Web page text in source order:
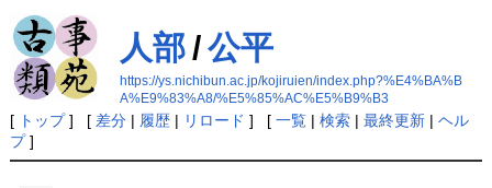
人部/公平
https://ys.nichibun.ac.jp/kojiruien/index.php?%E4%BA%B
A%E9%83%A8/%E5%85%AC%E5%B9%B3
[ トップ] [ 差分| 履歴| リロード ] [ 一覧| 検索| 最終更新| ヘル
プ]